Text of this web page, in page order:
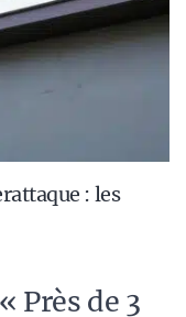
: les
​Près de 3